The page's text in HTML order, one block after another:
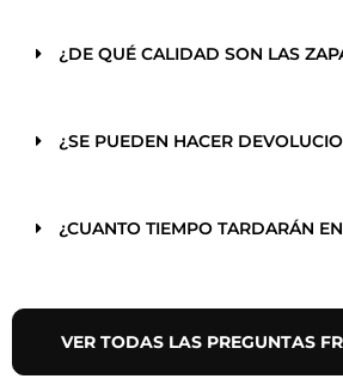
¿DE QUÉ CALIDAD SON LAS
¿SE PUEDEN HACER
¿CUANTO TIEMPO TARDARÁN
VER TODAS LAS PREGUNTAS